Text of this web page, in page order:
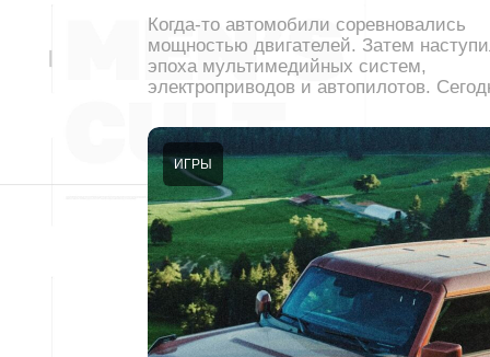
Когда-то автомобили соревновались
мощностью двигателей. Затем
эпоха мультимедийных систем,
электроприводов и автопилотов.
ИГРЫ